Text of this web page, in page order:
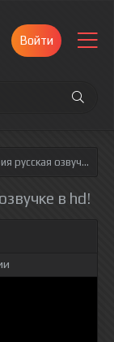
Войти
русская озвучка полностью смотреть онлайн!
в hd!